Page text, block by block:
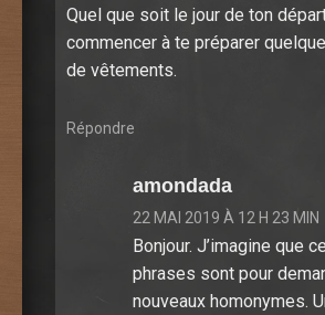
Quel que soit le jour de ton
commencer à te préparer
de vêtements.
Répondre
amondada
22 MAI 2019 À 12 H 23 MIN
Bonjour. J’imagine que
phrases sont pour
nouveaux homonymes.